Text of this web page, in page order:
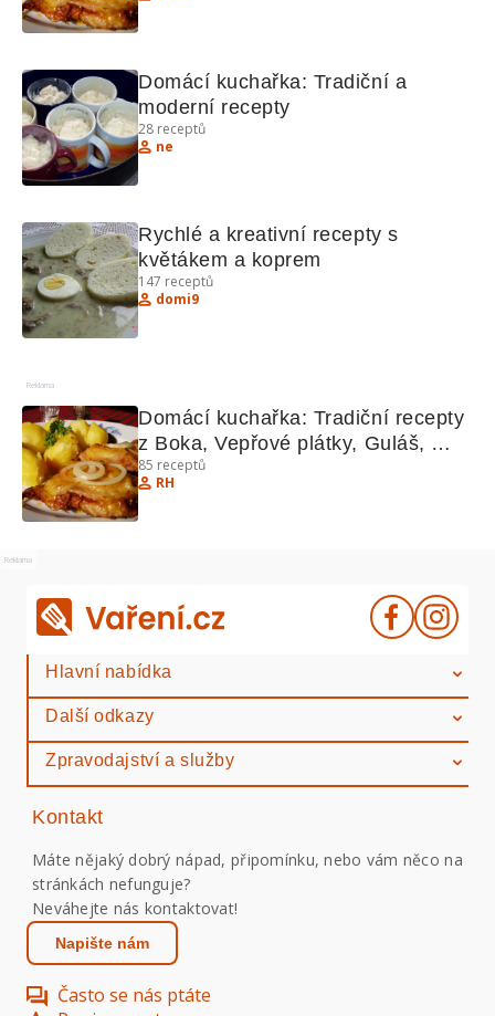
Domácí kuchařka: Tradiční a
moderní recepty
28 receptů
ne
Rychlé a kreativní recepty s
květákem a koprem
147 receptů
domi9
Reklama
Domácí kuchařka: Tradiční recepty
z Boka, Vepřové plátky, Guláš,
Bešamel, Květákové placičky
85 receptů
RH
Reklama
Hlavní nabídka
Další odkazy
Zpravodajství a služby
Kontakt
Máte nějaký dobrý nápad, připomínku, nebo vám něco na
stránkách nefunguje?
Neváhejte nás kontaktovat!
Napište nám
Často se nás ptáte